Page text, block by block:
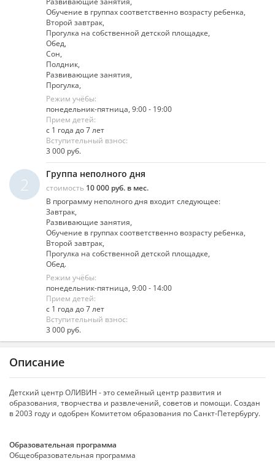
Обучение в группах соответственно возрасту ребенка,
Второй завтрак,
Прогулка на собственной детской площадке,
Обед,
Сон,
Полдник,
Развивающие занятия,
Прогулка,
Режим учёбы:
понедельник-пятница, 9:00 - 19:00
Прием детей:
с 1 года до 7 лет
Вступительный взнос:
3 000 руб.
2
Группа неполного дня
стоимость 10 000 руб. в мес.
В программу неполного дня входит следующее:
Завтрак,
Развивающие занятия,
Обучение в группах соответственно возрасту ребенка,
Второй завтрак,
Прогулка на собственной детской площадке,
Обед.
Режим учёбы:
понедельник-пятница, 9:00 - 14:00
Прием детей:
с 1 года до 7 лет
Вступительный взнос:
3 000 руб.
Описание
Детский центр ОЛИВИН - это семейный центр развития и
образования, творчества и развлечений, советов и помощи. Создан
в 2003 году и одобрен Комитетом образования по Санкт-Петербургу.
Образовательная программа
Общеобразовательная программа